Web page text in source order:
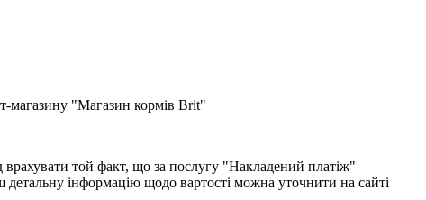
магазину "Магазин кормів Brit"
той факт, що за послугу "Накладений платіж"
інформацію щодо вартості можна уточнити на сайті